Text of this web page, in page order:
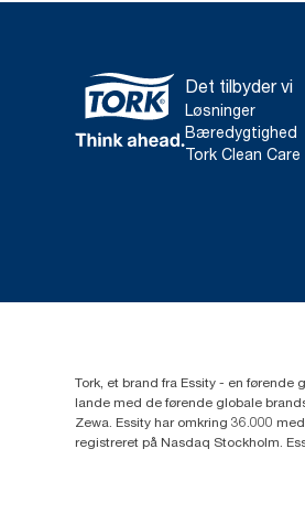
Det tilbyder vi
Løsninger
Bæredygtighed
Tork Clean Care
Tork, et brand fra Essity - en
lande med de førende globale
Zewa. Essity har omkring 36.000
registreret på Nasdaq Stockholm.